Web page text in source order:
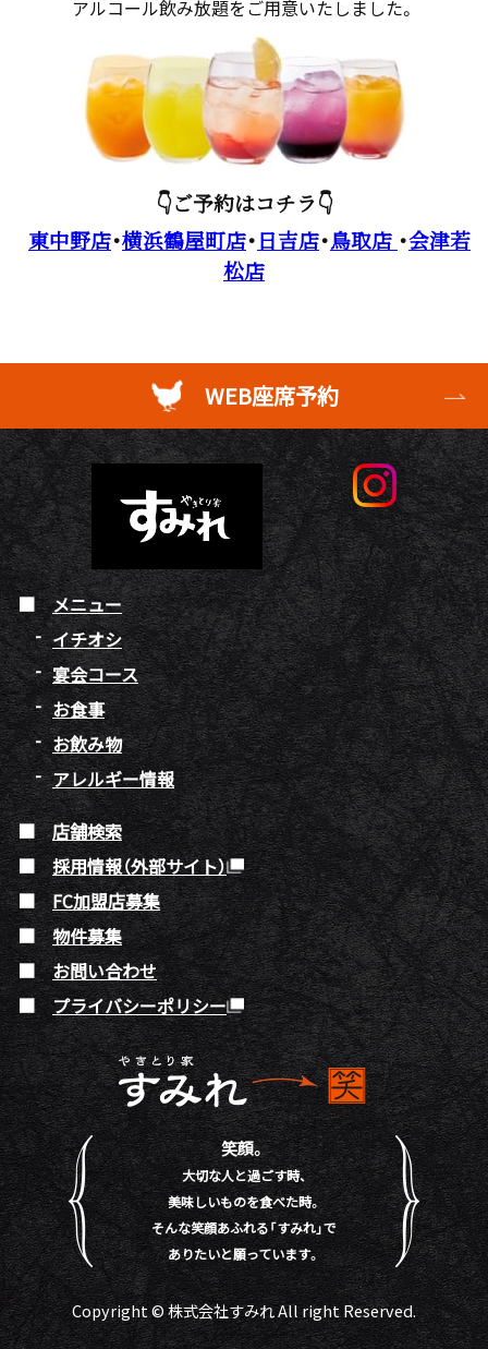
アルコール飲み放題をご用意いたしました。
👇ご予約はコチラ👇
東中野店・横浜鶴屋町店・日吉店・鳥取店 ・会津若
松店
WEB座席予約
メニュー
イチオシ
宴会コース
お食事
お飲み物
アレルギー情報
店舗検索
採用情報（外部サイト）
FC加盟店募集
物件募集
お問い合わせ
プライバシーポリシー
笑顔。
大切な人と過ごす時、
美味しいものを食べた時。
そんな笑顔あふれる「すみれ」で
ありたいと願っています。
Copyright © 株式会社すみれ All right Reserved.